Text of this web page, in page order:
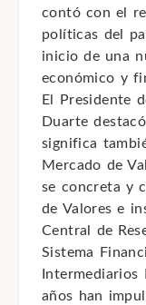
contó con el
políticas del
inicio de una
económico y
El Presidente
Duarte
significa
Mercado de
se concreta y
de Valores e
Central de
Sistema
años han